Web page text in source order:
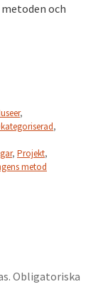
och
,
,
, Projekt,
metod
Obligatoriska